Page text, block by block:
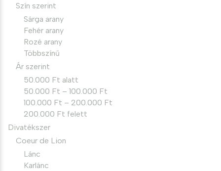
Szín szerint
Sárga arany
Fehér arany
Rozé arany
Többszínű
Ár szerint
50.000 Ft alatt
50.000 Ft – 100.000 Ft
100.000 Ft – 200.000 Ft
200.000 Ft felett
Divatékszer
Coeur de Lion
Lánc
Karlánc